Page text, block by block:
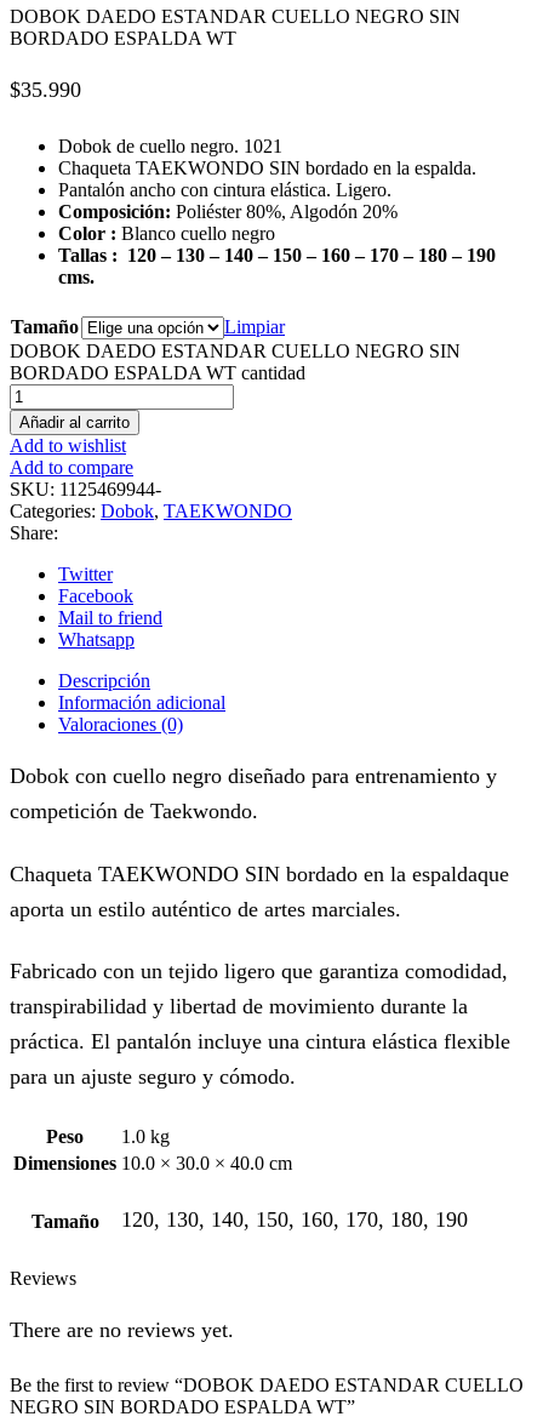
DOBOK DAEDO ESTANDAR CUELLO NEGRO SIN
BORDADO ESPALDA WT
$35.990
Dobok de cuello negro. 1021
Chaqueta TAEKWONDO SIN bordado en la espalda.
Pantalón ancho con cintura elástica. Ligero.
Composición: Poliéster 80%, Algodón 20%
Color : Blanco cuello negro
Tallas : 120 – 130 – 140 – 150 – 160 – 170 – 180 – 190
cms.
Tamaño
Limpiar
DOBOK DAEDO ESTANDAR CUELLO NEGRO SIN
BORDADO ESPALDA WT cantidad
Añadir al carrito
Add to wishlist
Add to compare
SKU: 1125469944-
Categories: Dobok, TAEKWONDO
Share:
Twitter
Facebook
Mail to friend
Whatsapp
Descripción
Información adicional
Valoraciones (0)
Dobok con cuello negro diseñado para entrenamiento y
competición de Taekwondo.
Chaqueta TAEKWONDO SIN bordado en la espaldaque
aporta un estilo auténtico de artes marciales.
Fabricado con un tejido ligero que garantiza comodidad,
transpirabilidad y libertad de movimiento durante la
práctica. El pantalón incluye una cintura elástica flexible
para un ajuste seguro y cómodo.
Peso
1.0 kg
Dimensiones 10.0 × 30.0 × 40.0 cm
Tamaño 120, 130, 140, 150, 160, 170, 180, 190
Reviews
There are no reviews yet.
Be the first to review “DOBOK DAEDO ESTANDAR CUELLO
NEGRO SIN BORDADO ESPALDA WT”